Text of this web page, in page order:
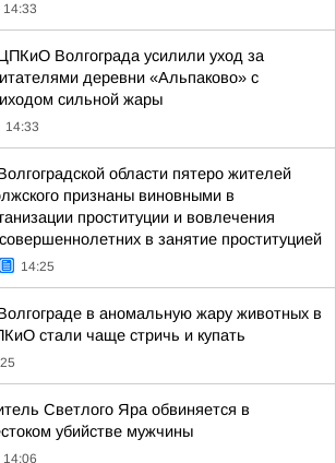
14:33
Волгограда усилили уход за
деревни «Альпаково» с
сильной жары
14:33
области пятеро жителей
признаны виновными в
проституции и вовлечения
в занятие проституцией
14:25
в аномальную жару животных в
стали чаще стричь и купать
Светлого Яра обвиняется в
убийстве мужчины
14:06